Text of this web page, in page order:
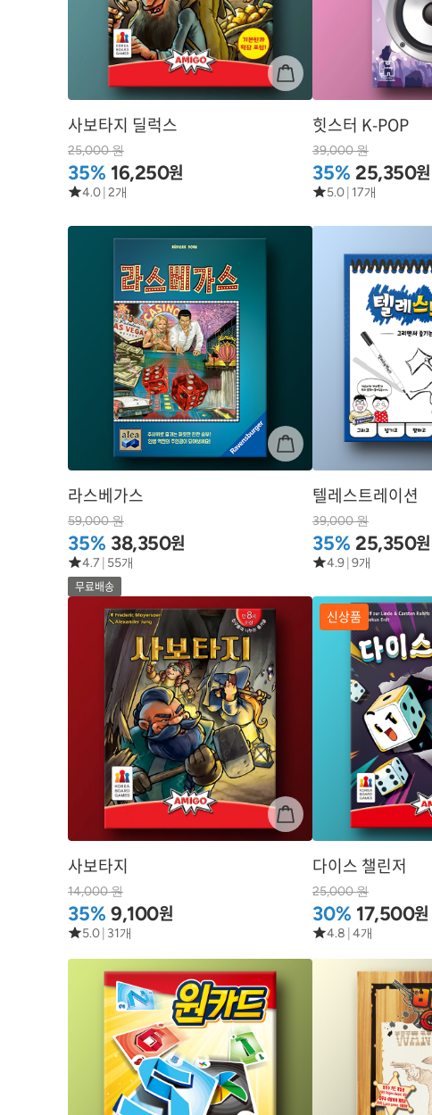
사보타지 딜럭스
25,000 원
35% 16,250원
4.0 2개
힛스터 K-POP
39,000 원
35% 25,350원
5.0 17개
라스베가스
59,000 원
35% 38,350원
4.7 55개
무료배송
텔레스트레이션
39,000 원
35% 25,350원
4.9 9개
사보타지
14,000 원
35% 9,100원
5.0 31개
신상품
다이스 챌린저
25,000 원
30% 17,500원
4.8 4개